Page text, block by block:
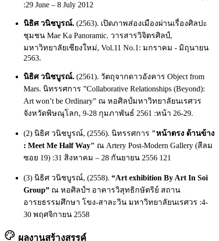
:29 June – 8 July 2012
นิธิศ วนิชบูรณ์. (2563). เปิดภาพส่องเมืองผ่านเรื่องศิลปะ
ชุมชน Mae Ka Panoramic. วารสารวิจิตรศิลป์,
มหาวิทยาลัยเชียงใหม่, Vol.11 No.1: มกราคม - มิถุนายน
2563.
นิธิศ วนิชบูรณ์. (2561). วัตถุจากดาวอังคาร Object from
Mars. นิทรรศการ ”Collaborative Relationships (Beyond):
Art won’t be Ordinary” ณ หอศิลป์มหาวิทยาลัยนเรศวร
จังหวัดพิษณุโลก, 9-28 กุมภาพันธ์ 2561 :หน้า 26-29.
(2) นิธิศ วนิชบูรณ์, (2556). นิทรรศการ "หน้าตรง ด้านข้าง
: Meet Me Half Way" ณ Artery Post-Modern Gallery (สีลม
ซอย 19) :31 สิงหาคม – 28 กันยายน 2556 121
(3) นิธิศ วนิชบูรณ์, (2558). “Art exhibition By Art In Soi
Group” ณ หอศิลป์ฯ อาคารวิสุทธิกษัตริย์ สถาน
อารยธรรมศึกษา โขง-สาละวิน มหาวิทยาลัยนเรศวร :4-
30 พฤศจิกายน 2558
palette ผลงานสร้างสรรค์